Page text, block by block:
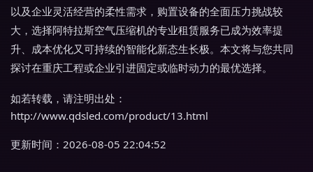
以及企业灵活经营的柔性需求，购置设备的全面压力挑战较
大，选择阿特拉斯空气压缩机的专业租赁服务已成为效率提
升、成本优化又可持续的智能化新态生长极。本文将与您共同
探讨在重庆工程或企业引进固定或临时动力的最优选择。
如若转载，请注明出处：
http://www.qdsled.com/product/13.html
更新时间：2026-08-05 22:04:52